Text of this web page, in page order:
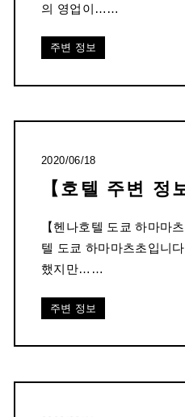
의 영업이……
주변 정보
2020/06/18
【호텔 주변 정
【헨나호텔 도쿄 하마마
텔 도쿄 하마마츠초입니
했지만……
주변 정보